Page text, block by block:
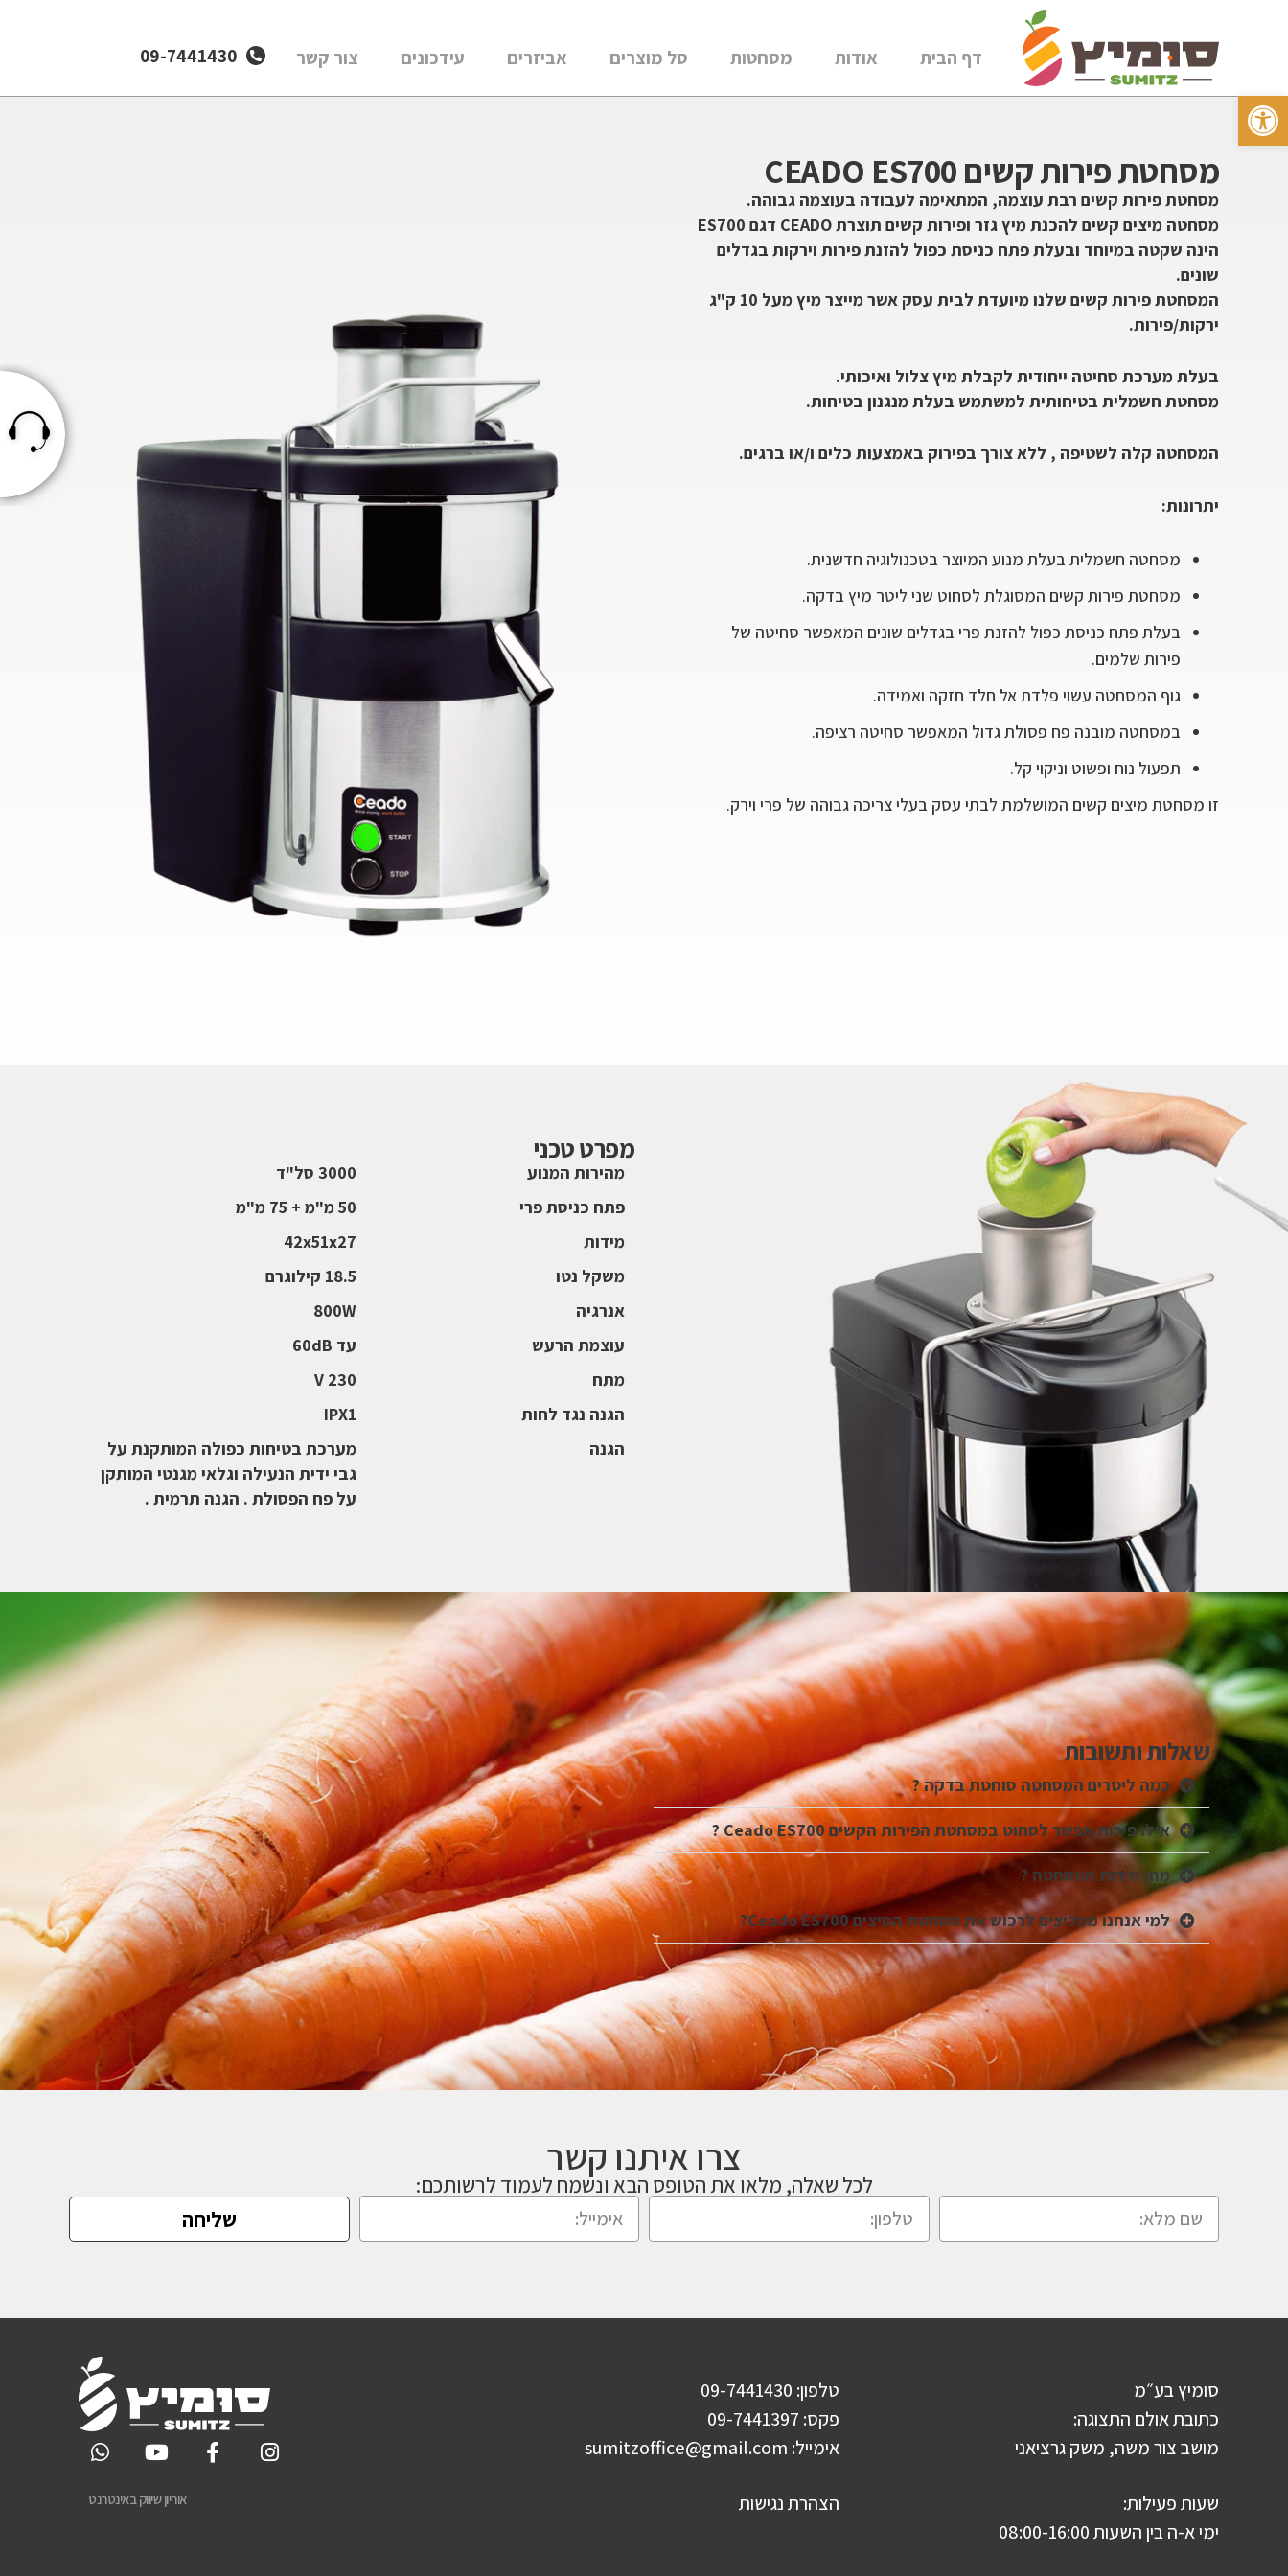
פתח סרגל נגישות
דף הבית אודות מסחטות סל מוצרים אביזרים עידכונים צור קשר 09-7441430
מסחטת פירות קשים CEADO ES700
מסחטת פירות קשים רבת עוצמה, המתאימה לעבודה בעוצמה גבוהה.
מסחטה מיצים קשים להכנת מיץ גזר ופירות קשים תוצרת CEADO דגם ES700
הינה שקטה במיוחד ובעלת פתח כניסת כפול להזנת פירות וירקות בגדלים
שונים.
המסחטת פירות קשים שלנו מיועדת לבית עסק אשר מייצר מיץ מעל 10 ק"ג
ירקות/פירות.
בעלת מערכת סחיטה ייחודית לקבלת מיץ צלול ואיכותי.
מסחטת חשמלית בטיחותית למשתמש בעלת מנגנון בטיחות.
המסחטה קלה לשטיפה , ללא צורך בפירוק באמצעות כלים ו/או ברגים.
יתרונות:
מסחטה חשמלית בעלת מנוע המיוצר בטכנולוגיה חדשנית.
מסחטת פירות קשים המסוגלת לסחוט שני ליטר מיץ בדקה.
בעלת פתח כניסת כפול להזנת פרי בגדלים שונים המאפשר סחיטה של
פירות שלמים.
גוף המסחטה עשוי פלדת אל חלד חזקה ואמידה.
במסחטה מובנה פח פסולת גדול המאפשר סחיטה רציפה.
תפעול נוח ופשוט וניקוי קל.
זו מסחטת מיצים קשים המושלמת לבתי עסק בעלי צריכה גבוהה של פרי וירק.
מפרט טכני
מהירות המנוע
3000 סל"ד
פתח כניסת פרי
50 מ"מ + 75 מ"מ
מידות
42x51x27
משקל נטו
18.5 קילוגרם
אנרגיה
800W
עוצמת הרעש
עד 60dB
מתח
230 V
הגנה נגד לחות
IPX1
הגנה
מערכת בטיחות כפולה המותקנת על
גבי ידית הנעילה וגלאי מגנטי המותקן
על פח הפסולת . הגנה תרמית .
שאלות ותשובות
כמה ליטרים המסחטה סוחטת בדקה ?
אילו פירות אפשר לסחוט במסחטת הפירות הקשים Ceado ES700 ?
מהן מידות המסחטה ?
למי אנחנו ממליצים לרכוש את מסחטת המיצים Ceado ES700?
צרו איתנו קשר
לכל שאלה, מלאו את הטופס הבא ונשמח לעמוד לרשותכם:
שליחה
סומיץ בע״מ
כתובת אולם התצוגה:
מושב צור משה, משק גרציאני
שעות פעילות:
ימי א-ה בין השעות 08:00-16:00
טלפון: 09-7441430
פקס: 09-7441397
אימייל: sumitzoffice@gmail.com
הצהרת נגישות אוריון שיווק באינטרנט